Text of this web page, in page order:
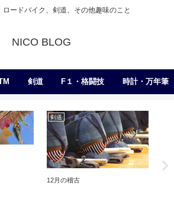
ロードバイク、剣道、その他趣味のこと
NICO BLOG
剣道 F１・格闘技 時計・万年筆
剣道
12月の稽古